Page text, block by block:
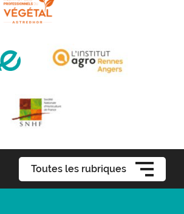
Toutes les rubriques